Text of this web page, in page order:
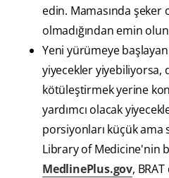
edin. Mamasında şeker
olmadığından emin
Yeni yürümeye
yiyecekler yiyebiliyorsa,
kötüleştirmek yerine
yardımcı olacak
porsiyonları küçük ama
Library of Medicine'nin
MedlinePlus.gov,